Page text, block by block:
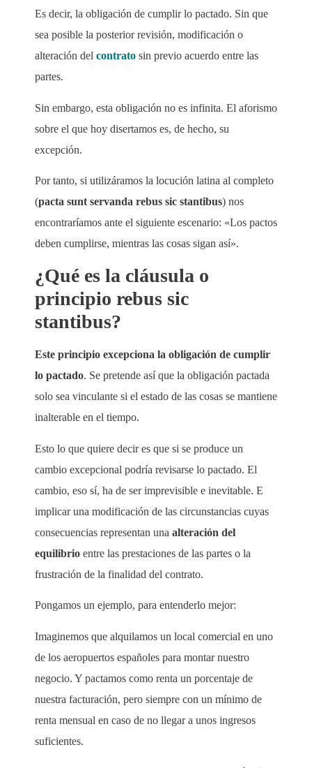
Es decir, la obligación de cumplir lo pactado. Sin que
sea posible la posterior revisión, modificación o
alteración del contrato sin previo acuerdo entre las
partes.
Sin embargo, esta obligación no es infinita. El aforismo
sobre el que hoy disertamos es, de hecho, su
excepción.
Por tanto, si utilizáramos la locución latina al completo
(pacta sunt servanda rebus sic stantibus) nos
encontraríamos ante el siguiente escenario: «Los pactos
deben cumplirse, mientras las cosas sigan así».
¿Qué es la cláusula o
principio rebus sic
stantibus?
Este principio excepciona la obligación de cumplir
lo pactado. Se pretende así que la obligación pactada
solo sea vinculante si el estado de las cosas se mantiene
inalterable en el tiempo.
Esto lo que quiere decir es que si se produce un
cambio excepcional podría revisarse lo pactado. El
cambio, eso sí, ha de ser imprevisible e inevitable. E
implicar una modificación de las circunstancias cuyas
consecuencias representan una alteración del
equilibrio entre las prestaciones de las partes o la
frustración de la finalidad del contrato.
Pongamos un ejemplo, para entenderlo mejor:
Imaginemos que alquilamos un local comercial en uno
de los aeropuertos españoles para montar nuestro
negocio. Y pactamos como renta un porcentaje de
nuestra facturación, pero siempre con un mínimo de
renta mensual en caso de no llegar a unos ingresos
suficientes.